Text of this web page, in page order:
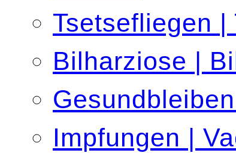
Tsetsefliegen |
Bilharziose |
Impfungen |